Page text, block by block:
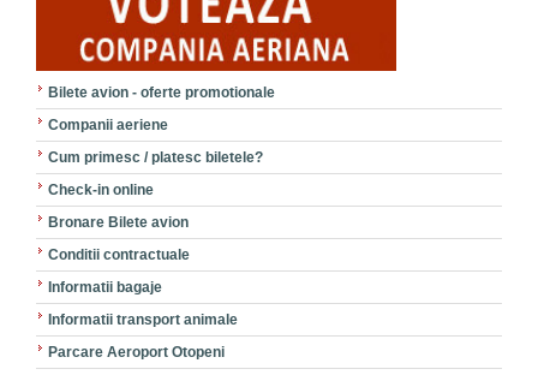
Bilete avion - oferte promotionale
Companii aeriene
Cum primesc / platesc biletele?
Check-in online
Bronare Bilete avion
Conditii contractuale
Informatii bagaje
Informatii transport animale
Parcare Aeroport Otopeni